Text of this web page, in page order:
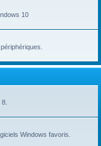
10
Windows favoris.